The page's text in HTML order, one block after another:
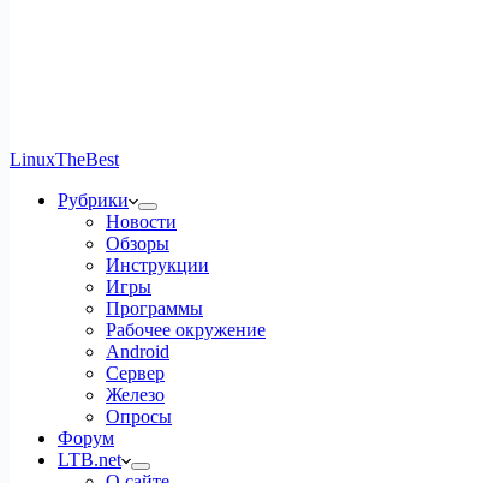
LinuxTheBest
Рубрики
Новости
Обзоры
Инструкции
Игры
Программы
Рабочее окружение
Android
Сервер
Железо
Опросы
Форум
LTB.net